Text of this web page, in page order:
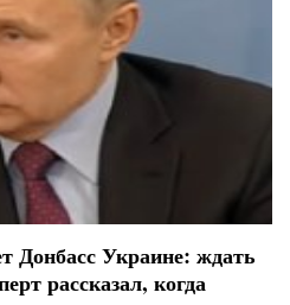
Донбасс Украине: ждать
рассказал, когда